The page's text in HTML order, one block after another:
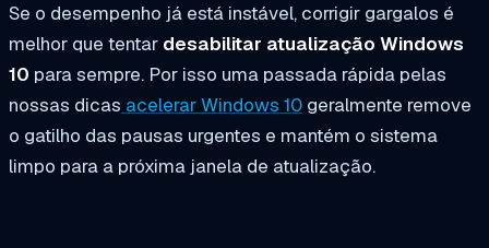
Se o desempenho já está instável, corrigir gargalos é
melhor que tentar desabilitar atualização Windows
10 para sempre. Por isso uma passada rápida pelas
nossas dicas acelerar Windows 10 geralmente remove
o gatilho das pausas urgentes e mantém o sistema
limpo para a próxima janela de atualização.